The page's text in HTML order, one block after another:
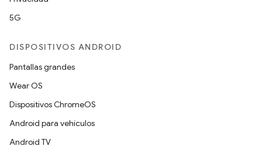
5G
DISPOSITIVOS ANDROID
Pantallas grandes
Wear OS
Dispositivos ChromeOS
Android para vehículos
Android TV